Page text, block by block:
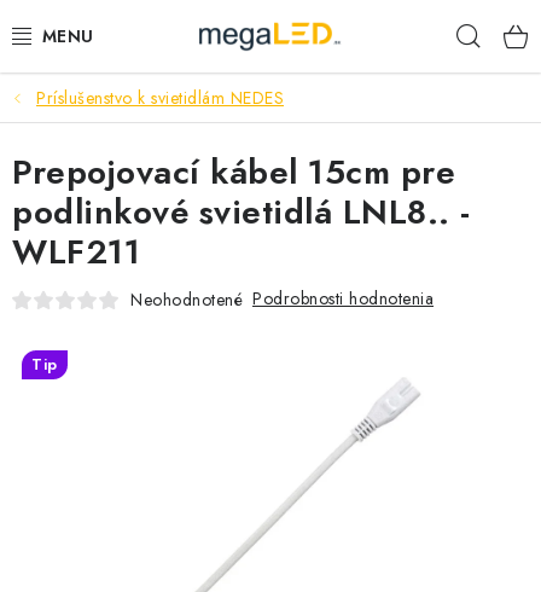
na
PRIEMYSEL
SVIETIDLÁ
ŽIAROVKY A TRUBICE
PRACOVNÉ SVIETIDLÁ
ELEKTROMATERIÁL
Príslušenstvo k svietidlám NEDES
Prepojovací kábel 15cm pre
podlinkové svietidlá LNL8.. -
WLF211
Neohodnotené Podrobnosti hodnotenia
Tip